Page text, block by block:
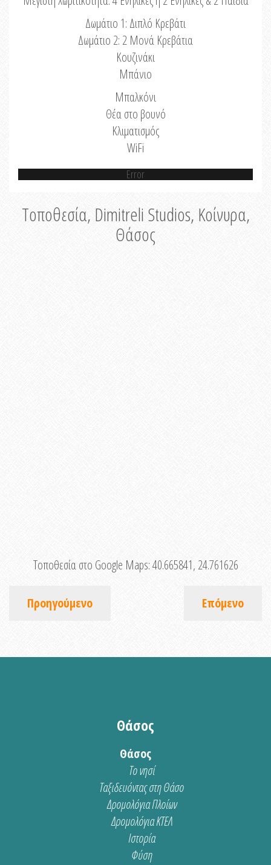
Δωμάτιο 1: Διπλό Κρεβάτι
Δωμάτιο 2: 2 Μονά Κρεβάτια
Κουζινάκι
Μπάνιο
Μπαλκόνι
Θέα στο βουνό
Κλιματισμός
WiFi
Error
Τοποθεσία, Dimitreli Studios, Κοίνυρα,
Θάσος
Τοποθεσία στο Google Maps:40.665841, 24.761626
Προηγούμενο Επόμενο
Θάσος
Θάσος
Το νησί
Ταξιδευόντας στη Θάσο
Δρομολόγια Πλοίων
Δρομολόγια ΚΤΕΛ
Ιστορία
Φύση